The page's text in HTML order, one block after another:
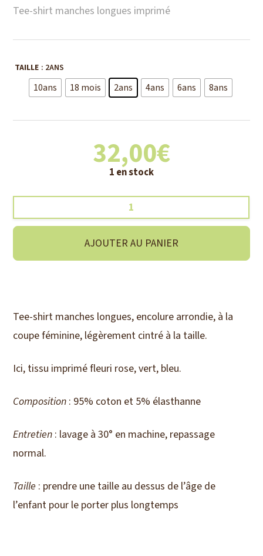
Tee-shirt manches longues imprimé
TAILLE : 2ANS
10ans 18 mois 2ans 4ans 6ans 8ans
32,00€
1 en stock
de
shirt
AJOUTER AU PANIER
Tee-shirt manches longues, encolure arrondie, à la
coupe féminine, légèrement cintré à la taille.
Ici, tissu imprimé fleuri rose, vert, bleu.
Composition : 95% coton et 5% élasthanne
Entretien : lavage à 30° en machine, repassage
normal.
Taille : prendre une taille au dessus de l’âge de
l’enfant pour le porter plus longtemps